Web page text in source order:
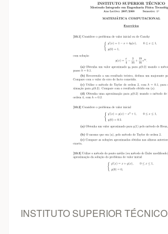
INSTITUTO SUPERIOR TÉCNICO